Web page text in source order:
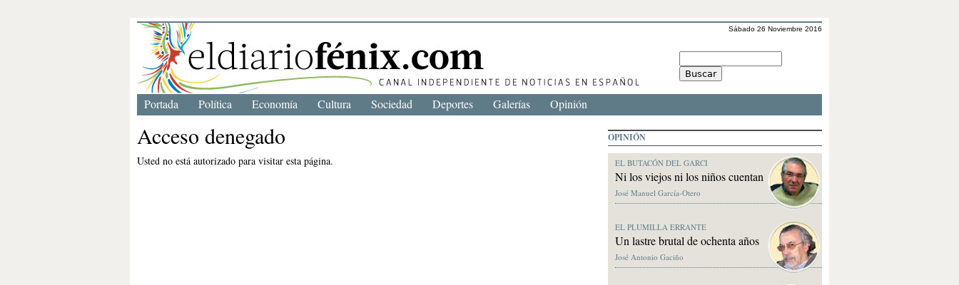
Sábado 26 Noviembre 2016
Acceso denegado
Usted no está autorizado para visitar esta página.
Portada Política Economía Cultura Sociedad Deportes Galerías Opinión
OPINIÓN
EL BUTACÓN DEL GARCI
Ni los viejos ni los niños cuentan
José Manuel García-Otero
EL PLUMILLA ERRANTE
Un lastre brutal de ochenta años
José Antonio Gaciño